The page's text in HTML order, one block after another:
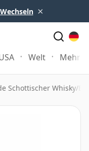
Wechseln ×
Welt Mehr
Schottischer Whisky/